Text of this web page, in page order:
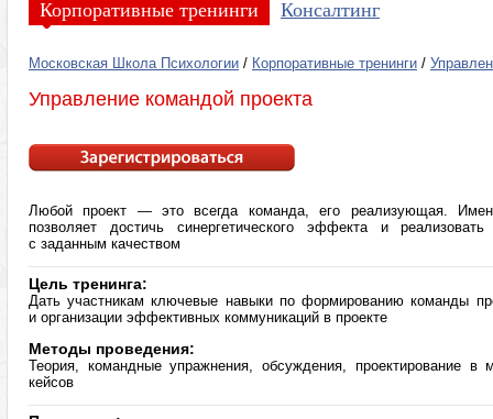
Корпоративные тренинги Консалтинг
Московская Школа Психологии / Корпоративные тренинги /
Управление командой проекта
Любой проект — это всегда команда, его реализующая.
позволяет достичь синергетического эффекта и
с заданным качеством
Цель тренинга:
Дать участникам ключевые навыки по формированию команды
и организации эффективных коммуникаций в проекте
Методы проведения:
Теория, командные упражнения, обсуждения, проектирование в
кейсов